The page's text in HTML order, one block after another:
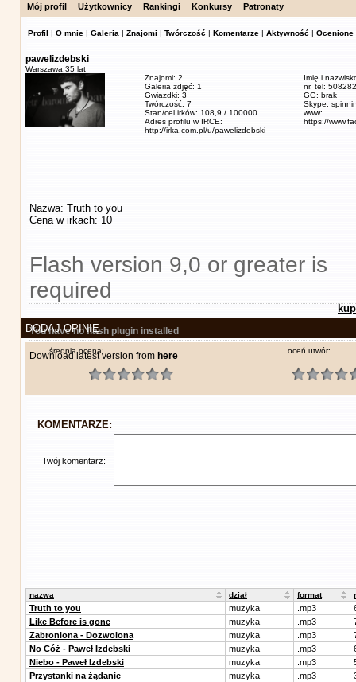
Mój profil Użytkownicy Rankingi Konkursy Patronaty
Profil | O mnie | Galeria | Znajomi | Twórczość | Komentarze | Aktywność | Ocenione
pawelizdebski
Warszawa, 35 lat
Znajomi: 2
Galeria zdjęć: 1
Gwiazdki: 3
Twórczość: 7
Stan/cel irków: 108,9 / 100000
Adres profilu w IRCE:
http://irka.com.pl/u/pawelizdebski
Imię i
nr. tel:
GG: brak
Skype:
www:
https://
Nazwa: Truth to you
Cena w irkach: 10
Flash version 9,0 or greater is
required
You have no flash plugin installed
Download latest version from here
DODAJ OPINIĘ
średnia ocena: oceń utwór:
KOMENTARZE:
Twój komentarz:
nazwa dział format
Truth to you muzyka .mp3
Like Before is gone
muzyka .mp3
Zabroniona - Dozwolona
muzyka .mp3
No Cóż - Paweł Izdebski
muzyka .mp3
Niebo - Paweł Izdebski
muzyka .mp3
Przystanki na żądanie
muzyka .mp3